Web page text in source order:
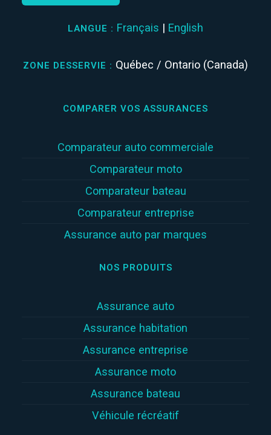
LANGUE : Français | English
ZONE DESSERVIE : Québec / Ontario (Canada)
COMPARER VOS ASSURANCES
Comparateur auto commerciale
Comparateur moto
Comparateur bateau
Comparateur entreprise
Assurance auto par marques
NOS PRODUITS
Assurance auto
Assurance habitation
Assurance entreprise
Assurance moto
Assurance bateau
Véhicule récréatif